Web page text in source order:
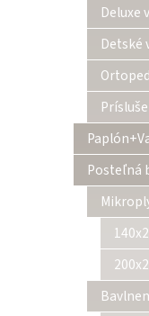
Deluxe
Detské
Posteľná